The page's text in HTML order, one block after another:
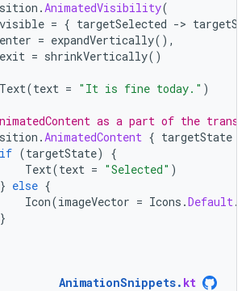
.AnimatedVisibility(
visible = { targetSelected ->
enter = expandVertically(),
exit = shrinkVertically()
Text(text = "It is fine today." )
as a part of the
.AnimatedContent { targetState
if (targetState)
{
Text(text = "Selected" )
} else {
Icon(imageVector = Icons .Default.
}
AnimationSnippets. kt